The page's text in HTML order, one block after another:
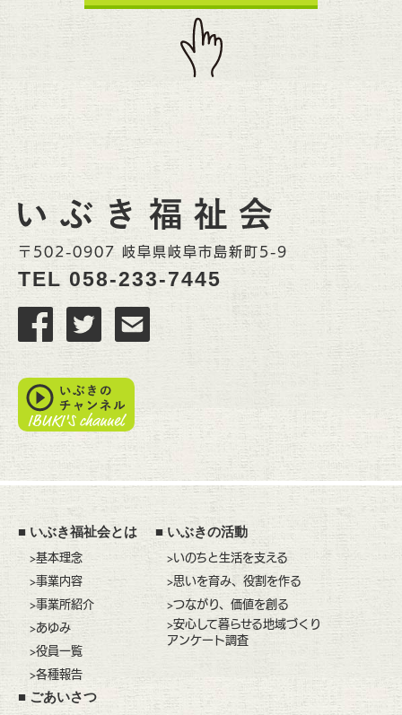
〒502-0907 岐阜県岐阜市島新町5-9
TEL 058-233-7445
■ いぶき福祉会とは
>基本理念
>事業内容
>事業所紹介
>あゆみ
>役員一覧
>各種報告
■ごあいさつ
■いぶきの活動
>いのちと生活を支える
>思いを育み、役割を作る
>つながり、価値を創る
>安心して暮らせる地域づくり
アンケート調査